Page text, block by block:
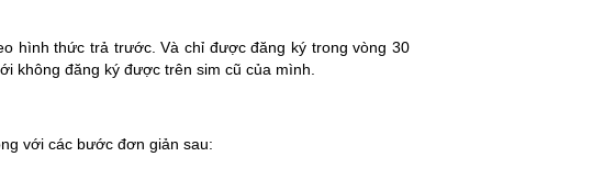
hình thức trả trước. Và chỉ được đăng ký trong vòng 30
không đăng ký được trên sim cũ của mình.
với các bước đơn giản sau: